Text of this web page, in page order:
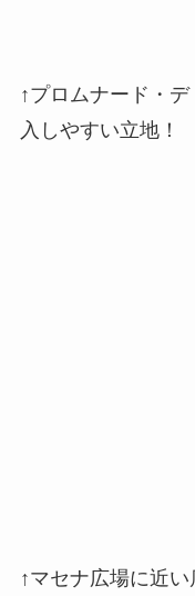
↑プロムナード・
入しやすい立地！
↑マセナ広場に近い